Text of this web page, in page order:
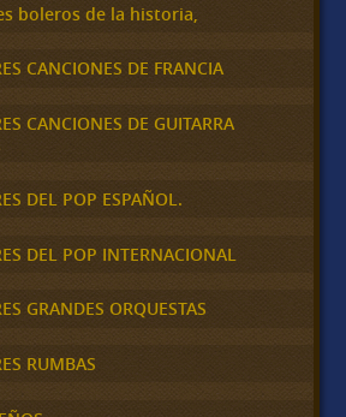
boleros de la historia,
CANCIONES DE FRANCIA
CANCIONES DE GUITARRA
DEL POP ESPAÑOL.
DEL POP INTERNACIONAL
GRANDES ORQUESTAS
RUMBAS